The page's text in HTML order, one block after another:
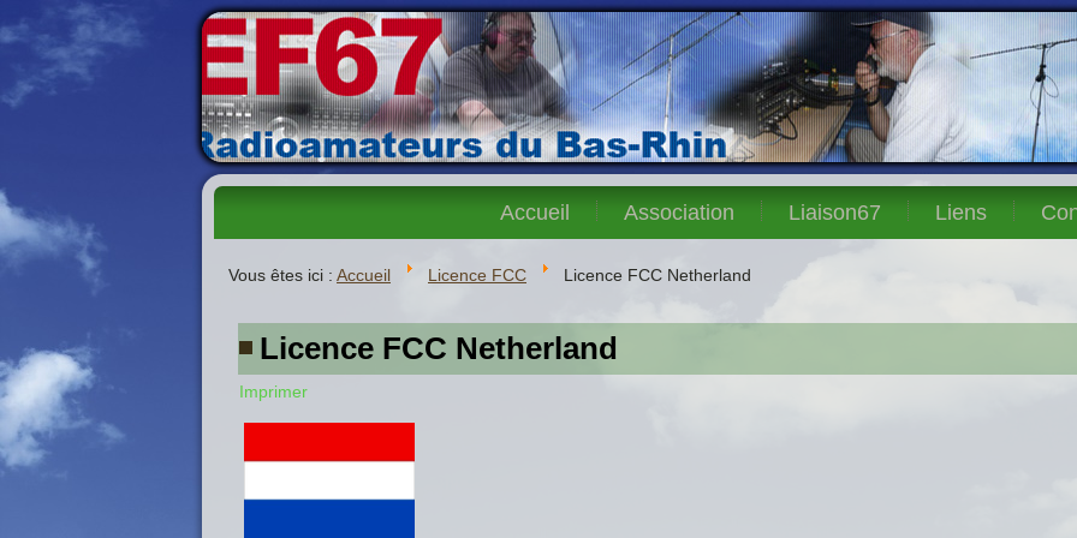
Accueil Association Liaison67 Liens
Vous êtes ici : Accueil Licence FCC Licence FCC Netherland
Licence FCC Netherland
Imprimer